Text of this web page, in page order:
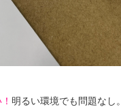
明るい環境でも問題なし。